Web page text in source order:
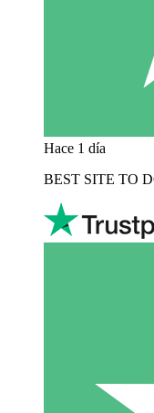
Hace 1 día
BEST SITE TO